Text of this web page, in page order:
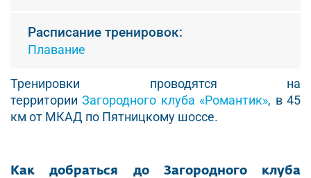
Расписание тренировок:
Плавание
Тренировки проводятся на
территорииЗагородного клуба «Романтик», в 45
км от МКАД по Пятницкому шоссе.
Как добраться до Загородного клуба